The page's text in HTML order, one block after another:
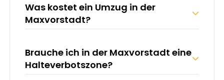
Was kostet ein Umzug in der
Maxvorstadt?
2 Helfer + LKW (4 Std.) –ab 424 €
3 Helfer + LKW (4 Std.) –
Brauche ich in der Maxvorstadt eine
Halteverbotszone?